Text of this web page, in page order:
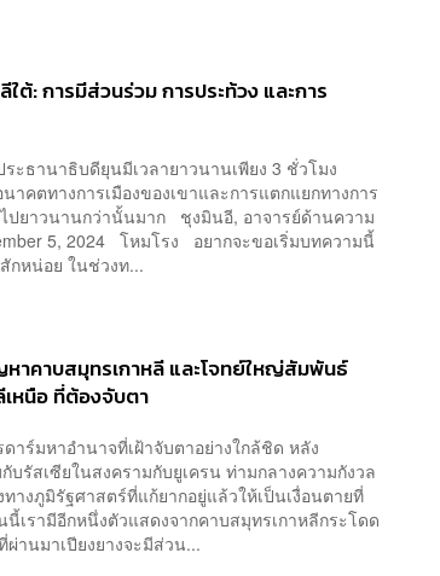
ใต้: การมีส่วนร่วม การประท้วง และการ
ะธานาธิบดียุนมีเวลายาวนานเพียง 3 ชั่วโมง
าคตทางการเมืองของเขาและการแตกแยกทางการ
ไปยาวนานกว่านั้นมาก ชุงมินอี, อาจารย์ด้านความ
5, 2024 โหมโรง อยากจะขอเริ่มบทความนี้
กหน่อย ในช่วงท...
าคาบสมุทรเกาหลี และโจทย์ใหญ่สัมพันธ์
เหนือ ที่ต้องจับตา
าร์มหาอำนาจที่เฝ้าจับตาอย่างใกล้ชิด หลัง
บรัสเซียในสงครามกับยูเครน ท่ามกลางความกังวล
างภูมิรัฐศาสตร์ที่แก้ยากอยู่แล้วให้เป็นเงื่อนตายที่
เรามีอีกหนึ่งตัวแสดงจากคาบสมุทรเกาหลีกระโดด
านมาเปียงยางจะมีส่วน...